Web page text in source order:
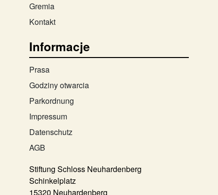
Gremia
Kontakt
Informacje
Prasa
Godziny otwarcia
Parkordnung
Impressum
Datenschutz
AGB
Stiftung Schloss Neuhardenberg
Schinkelplatz
15320 Neuhardenberg